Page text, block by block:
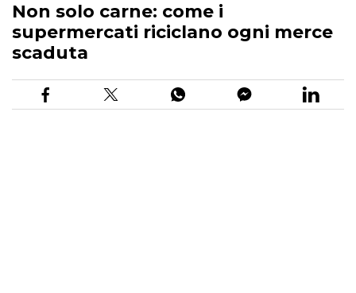
Non solo carne: come i
supermercati riciclano ogni merce
scaduta